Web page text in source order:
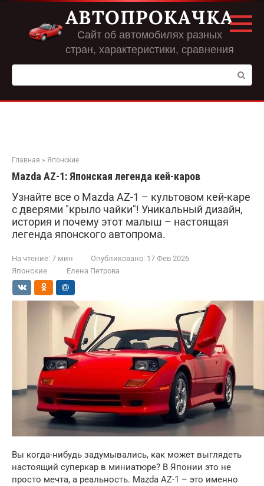
Перейти
контенту
АВТОПРОКАЧКА
Сайт об автомобилях разных
стран, характеристики, сравнения
Поиск:
Главная » Японские
Mazda AZ-1: Японская легенда кей-каров
Узнайте все о Mazda AZ-1 – культовом кей-каре
с дверями "крыло чайки"! Уникальный дизайн,
история и почему этот малыш – настоящая
легенда японского автопрома.
На чтение: 7 мин Опубликовано: 17 Фев 2026
Японские
Елена Петрова
Вы когда-нибудь задумывались, как может выглядеть
настоящий суперкар в миниатюре? В Японии это не
просто мечта, а реальность. Mazda AZ-1 – это именно